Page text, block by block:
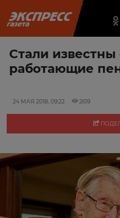
Стали
работающие
24 МАЯ 2018, 09:22 2619